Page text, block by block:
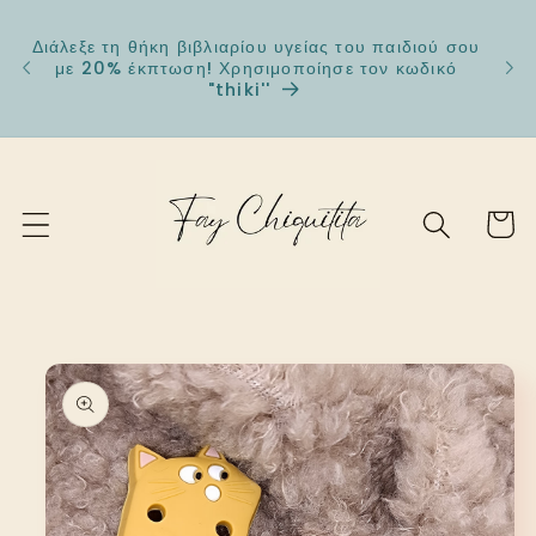
στο
περιεχόμενο
Διάλεξε τη θήκη βιβλιαρίου υγείας του παιδιού σου
με 20% έκπτωση! Χρησιμοποίησε τον κωδικό
"thiki''
Καλάθι
στις
πληροφορίες
προϊόντος